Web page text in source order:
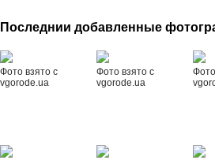
Последнии добавленные
Фото взято с
vgorode.ua
Фото взято с
vgorode.ua